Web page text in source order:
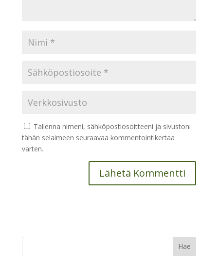
Tallenna nimeni, sähköpostiosoitteeni ja sivustoni
tähän selaimeen seuraavaa kommentointikertaa
varten.